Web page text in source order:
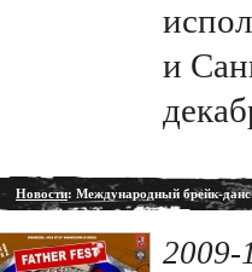
и
Новости: Международный брейк-
2009-